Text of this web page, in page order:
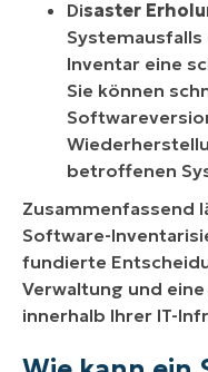
Disaster
Inventar eine
Sie können
betroffenen
Zusammenfassend
Software-
fundierte
Verwaltung und
innerhalb Ihrer IT-